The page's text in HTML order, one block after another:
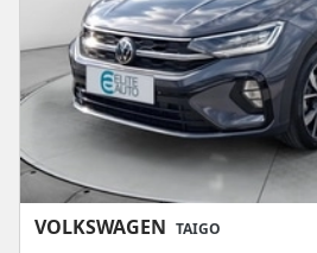
VOLKSWAGEN TAIGO